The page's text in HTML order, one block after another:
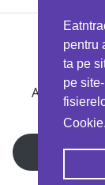
pentru
ta pe
pe
Cookie.
Copyright ©
Ai 40%